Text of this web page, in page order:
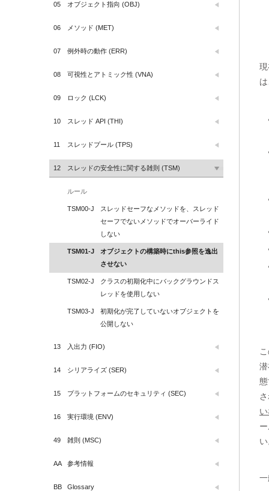
い
一
05 オブジェクト指向 (OBJ)
06 メソッド (MET)
07 例外時の動作 (ERR)
08 可視性とアトミック性 (VNA)
09 ロック (LCK)
10 スレッド API (THI)
11 スレッドプール (TPS)
12 スレッドの安全性に関する雑則 (TSM)
ルール
TSM00-J
スレッドセーフなメソッドを、スレッド
セーフでないメソッドでオーバーライド
しない
TSM01-J
オブジェクトの構築時にthis参照を逸出
させない
TSM02-J
クラスの初期化中にバックグラウンドス
レッドを使用しない
TSM03-J
初期化が完了していないオブジェクトを
公開しない
13 入出力 (FIO)
14 シリアライズ (SER)
15 プラットフォームのセキュリティ (SEC)
16 実行環境 (ENV)
49 雑則 (MSC)
AA 参考情報
BB Glossary